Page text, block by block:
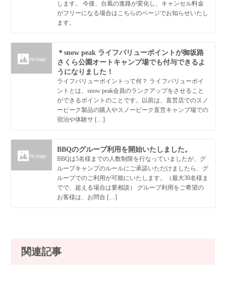
します。 今後、台風の進路が変化し、キャンセル料金
がフリーになる場合はこちらのページでお知らせいたし
ます。
＊snow peak ライフバリューポイントが御坂路
さくら公園オートキャンプ場でも付与できるよ
うになりました！
ライフバリューポイントって何？ ライフバリューポイ
ントとは、snow peak会員のランクアップをさせること
ができるポイントのことです。以前は、直営店でのスノ
ーピーク製品の購入やスノーピーク直営キャンプ場での
宿泊や体験サ […]
BBQのグループ利用を開始いたしました。
BBQは5名様までの人数制限を行なっていましたが、グ
ループキャンプのルールにご承諾いただけましたら、グ
ループでのご利用が可能にいたします。（最大30名様ま
でで、超える場合は要相談） グループ利用をご希望の
お客様は、お問合 […]
関連記事